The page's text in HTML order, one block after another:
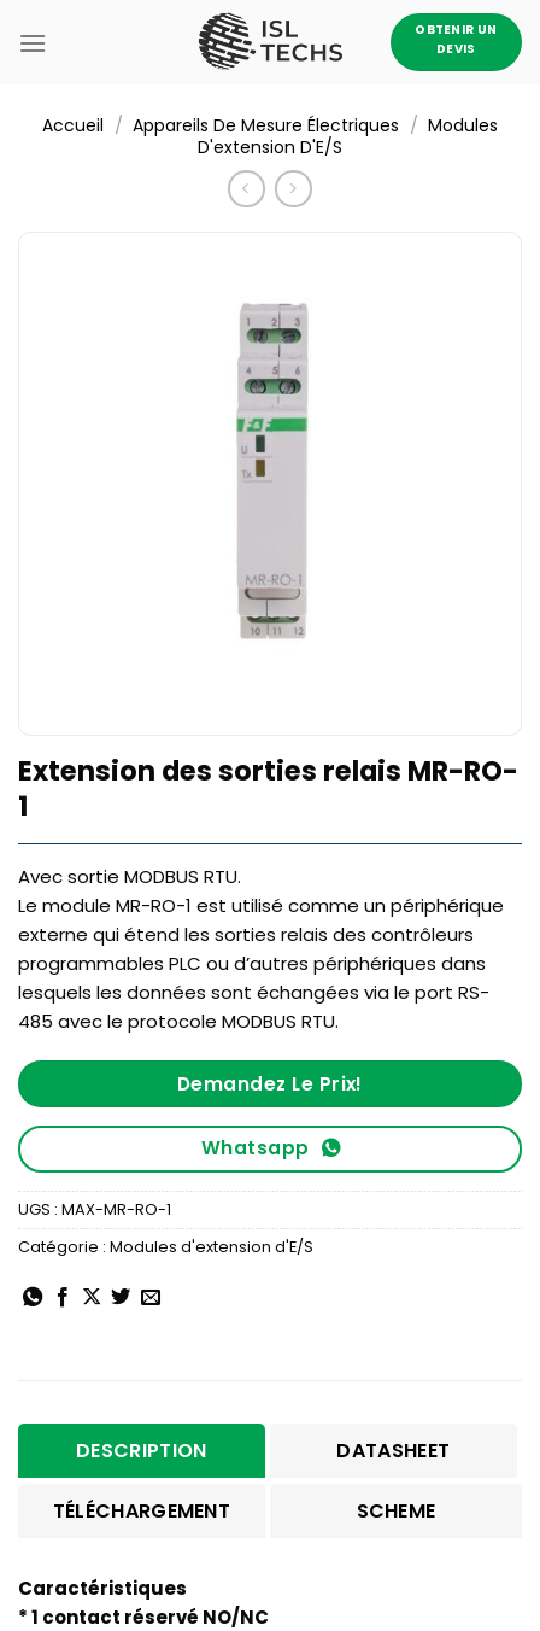
au
OBTENIR UN
DEVIS
Accueil / Appareils De Mesure Électriques / Modules
D'extension D'E/S
Extension des sorties relais MR-RO-
1
Avec sortie MODBUS RTU.
Le module MR-RO-1 est utilisé comme un périphérique
externe qui étend les sorties relais des contrôleurs
programmables PLC ou d’autres périphériques dans
lesquels les données sont échangées via le port RS-
485 avec le protocole MODBUS RTU.
Demandez Le Prix!
Whatsapp
UGS : MAX-MR-RO-1
Catégorie : Modules d'extension d'E/S
DESCRIPTION DATASHEET
TÉLÉCHARGEMENT SCHEME
Caractéristiques
* 1 contact réservé NO/NC